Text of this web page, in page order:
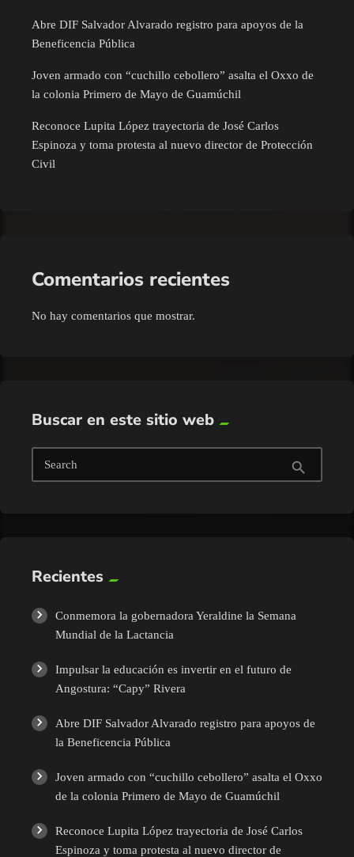
Abre DIF Salvador Alvarado registro para apoyos de la
Beneficencia Pública
Joven armado con “cuchillo cebollero” asalta el Oxxo de
la colonia Primero de Mayo de Guamúchil
Reconoce Lupita López trayectoria de José Carlos
Espinoza y toma protesta al nuevo director de Protección
Civil
Comentarios recientes
No hay comentarios que mostrar.
Buscar en este sitio web
Search search
Recientes
Conmemora la gobernadora Yeraldine la Semana
Mundial de la Lactancia
Impulsar la educación es invertir en el futuro de
Angostura: “Capy” Rivera
Abre DIF Salvador Alvarado registro para apoyos de
la Beneficencia Pública
Joven armado con “cuchillo cebollero” asalta el Oxxo
de la colonia Primero de Mayo de Guamúchil
Reconoce Lupita López trayectoria de José Carlos
Espinoza y toma protesta al nuevo director de